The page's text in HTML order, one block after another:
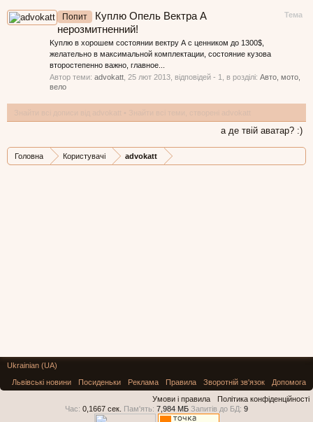
Тема
Попит
Куплю Опель Вектра А
нерозмитненний!
Kyплю в хорошем состоянии вектру А с ценником до 1300$,
желательно в максимальной комплектации, состояние кузова
второстепенно важно, главное...
Автор теми: advokatt 25 лют 2013 , відповідей - 1, в розділі: Авто, мото,
вело
а де твій аватар? :)
Головна Користувачі advokatt
Ukrainian (UA)
Львівські новини
Посиденьки Реклама Правила Зворотній зв'язок
Допомога
Умови і правила
Політика конфіденційності
Час: 0,1667 сек. Пам'ять: 7,984 МБ Запитів до БД: 9